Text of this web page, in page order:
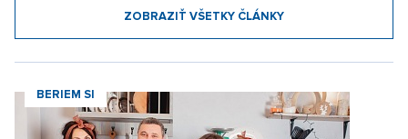
ZOBRAZIŤ VŠETKY ČLÁNKY
BERIEM SI